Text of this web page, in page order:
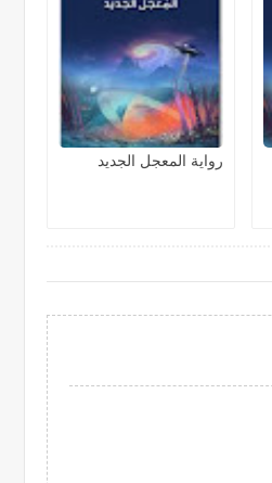
رواية المعجل الجديد